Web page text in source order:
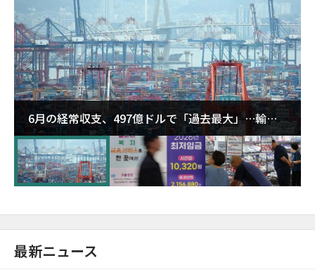
6月の経常収支、497億ドルで「過去最大」…輸出
が初の1000億ドル突破
最新ニュース